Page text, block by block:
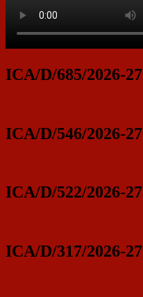
ICA/D/685/2026-27
ICA/D/546/2026-27
ICA/D/522/2026-27
ICA/D/317/2026-27